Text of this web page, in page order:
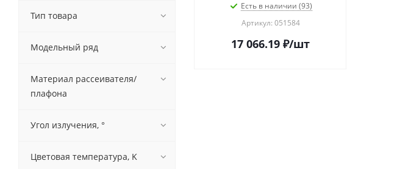
Есть в наличии (93)
Артикул: 051584
17 066.19 ₽/шт
Тип товара
Модельный ряд
Материал рассеивателя/
плафона
Угол излучения, °
Цветовая температура, K